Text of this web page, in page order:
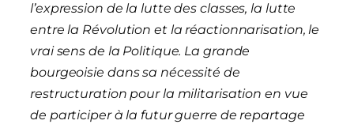
l’expression de la lutte des classes, la lutte
entre la Révolution et la réactionnarisation, le
vrai sens de la Politique. La grande
bourgeoisie dans sa nécessité de
restructuration pour la militarisation en vue
de participer à la futur guerre de repartage